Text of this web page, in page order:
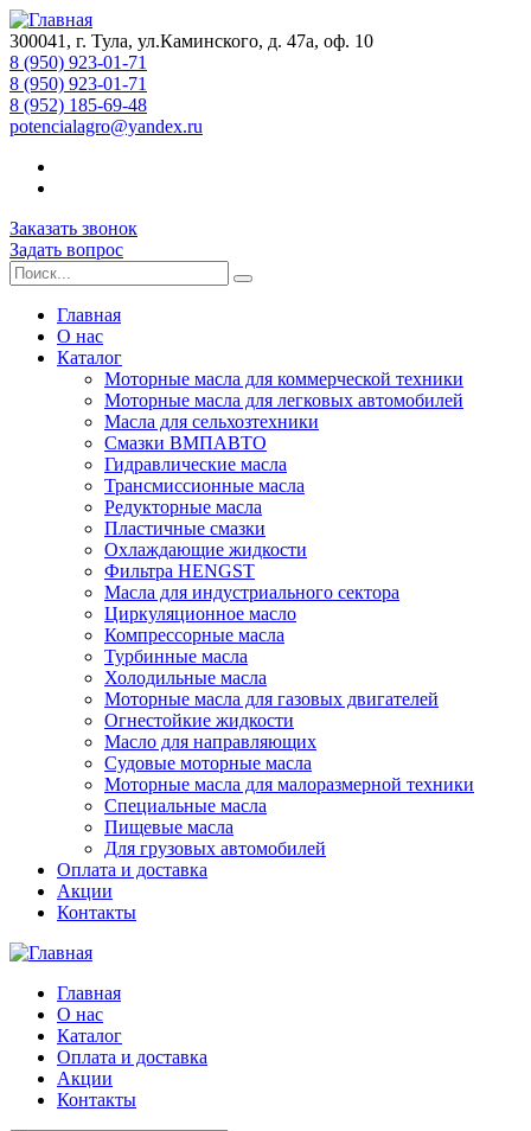
300041, г. Тула, ул.Каминского, д. 47а, оф. 10
8 (950) 923-01-71
8 (950) 923-01-71
8 (952) 185-69-48
potencialagro@yandex.ru
Заказать звонок
Задать вопрос
Главная
О нас
Каталог
Моторные масла для коммерческой техники
Моторные масла для легковых автомобилей
Масла для сельхозтехники
Смазки ВМПАВТО
Гидравлические масла
Трансмиссионные масла
Редукторные масла
Пластичные смазки
Охлаждающие жидкости
Фильтра HENGST
Масла для индустриального сектора
Циркуляционное масло
Компрессорные масла
Турбинные масла
Холодильные масла
Моторные масла для газовых двигателей
Огнестойкие жидкости
Масло для направляющих
Судовые моторные масла
Моторные масла для малоразмерной техники
Специальные масла
Пищевые масла
Для грузовых автомобилей
Оплата и доставка
Акции
Контакты
Главная
О нас
Каталог
Оплата и доставка
Акции
Контакты